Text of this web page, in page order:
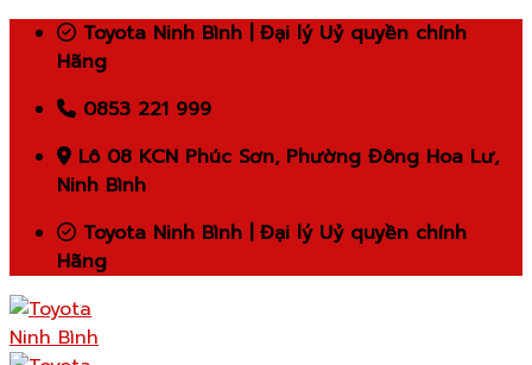
Skip
Toyota Ninh Bình | Đại lý Uỷ quyền chính
Hãng
0853 221 999
Lô 08 KCN Phúc Sơn, Phường Đông Hoa Lư,
Ninh Bình
Toyota Ninh Bình | Đại lý Uỷ quyền chính
Hãng